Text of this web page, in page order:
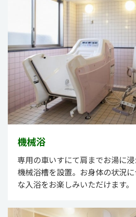
機械浴
専用の車いすにて肩までお湯に
機械浴槽を設置。お身体の状況
な入浴をお楽しみいただけます。